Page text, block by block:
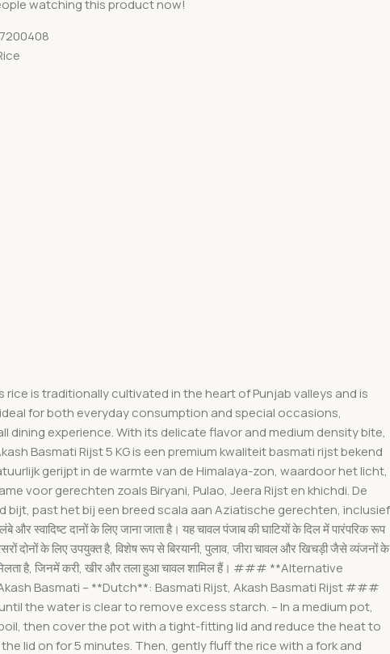
watching this product now!
is traditionally cultivated in the heart of Punjab valleys and is
for both everyday consumption and special occasions,
dining experience. With its delicate flavor and medium density bite,
Basmati Rijst 5 KG is een premium kwaliteit basmati rijst bekend
gerijpt in de warmte van de Himalaya-zon, waardoor het licht,
voor gerechten zoals Biryani, Pulao, Jeera Rijst en khichdi. De
past het bij een breed scala aan Aziatische gerechten, inclusief
दानों के लिए जाना जाता है। यह चावल पंजाब की घाटियों के दिल में पारंपरिक रूप
दोनों के लिए उपयुक्त है, विशेष रूप से बिरयानी, पुलाव, जीरा चावल और खिचड़ी जैसे व्यंजनों के
मिलता है, जिनमें करी, खीर और तला हुआ चावल शामिल हैं। ### **Alternative
Akash Basmati – **Dutch**: Basmati Rijst, Akash Basmati Rijst ###
the water is clear to remove excess starch. – In a medium pot,
then cover the pot with a tight-fitting lid and reduce the heat to
lid on for 5 minutes. Then, gently fluff the rice with a fork and